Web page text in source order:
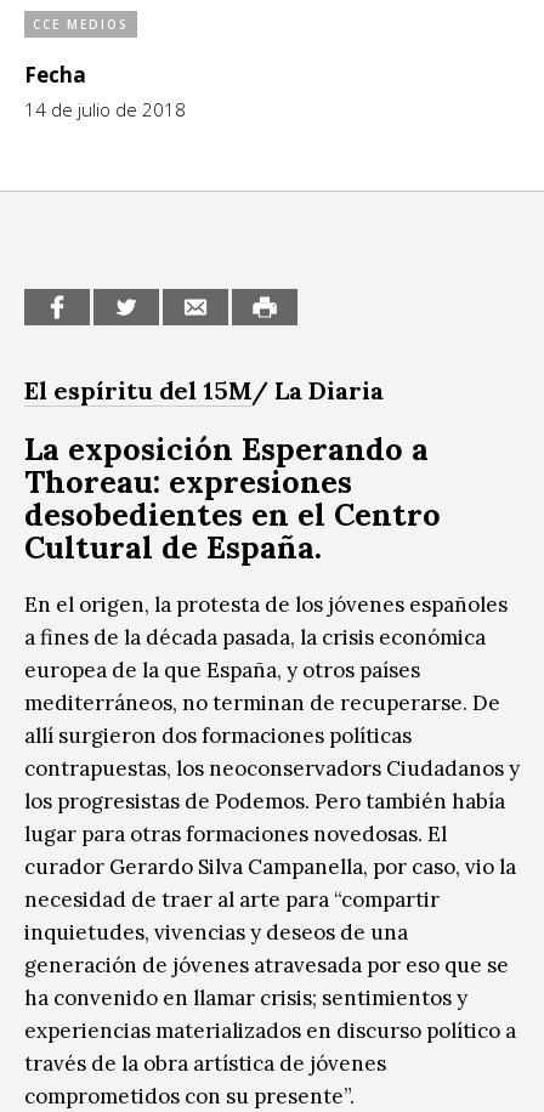
CCE en el interior/libros
Espacio itinerante de lectura infantil
Exposiciones
Formación
Infantil y Juvenil
Medio Ambiente
Sin categoría
CCE MEDIOS
Fecha
14 de julio de 2018
El espíritu del 15M/ La Diaria
La exposición Esperando a
Thoreau: expresiones
desobedientes en el Centro
Cultural de España.
En el origen, la protesta de los jóvenes españoles
a fines de la década pasada, la crisis económica
europea de la que España, y otros países
mediterráneos, no terminan de recuperarse. De
allí surgieron dos formaciones políticas
contrapuestas, los neoconservadors Ciudadanos y
los progresistas de Podemos. Pero también había
lugar para otras formaciones novedosas. El
curador Gerardo Silva Campanella, por caso, vio la
necesidad de traer al arte para “compartir
inquietudes, vivencias y deseos de una
generación de jóvenes atravesada por eso que se
ha convenido en llamar crisis; sentimientos y
experiencias materializados en discurso político a
través de la obra artística de jóvenes
comprometidos con su presente”.